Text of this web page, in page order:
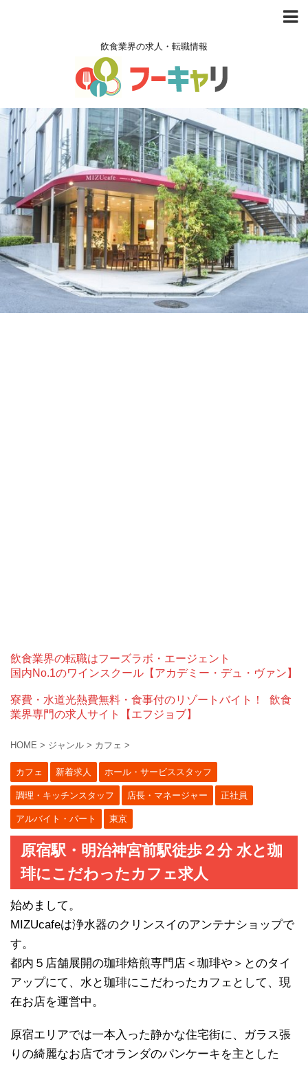
飲食業界の求人・転職情報
飲食業界の転職はフーズラボ・エージェント
国内No.1のワインスクール【アカデミー・デュ・ヴァン】
寮費・水道光熱費無料・食事付のリゾートバイト！
飲食
業界専門の求人サイト【エフジョブ】
HOME > ジャンル > カフェ >
カフェ 新着求人 ホール・サービススタッフ
調理・キッチンスタッフ 店長・マネージャー 正社員
アルバイト・パート 東京
原宿駅・明治神宮前駅徒歩２分 水と珈
琲にこだわったカフェ求人
始めまして。
MIZUcafeは浄水器のクリンスイのアンテナショップで
す。
都内５店舗展開の珈琲焙煎専門店＜珈琲や＞とのタイ
アップにて、水と珈琲にこだわったカフェとして、現
在お店を運営中。
原宿エリアでは一本入った静かな住宅街に、ガラス張
りの綺麗なお店でオランダのパンケーキを主とした